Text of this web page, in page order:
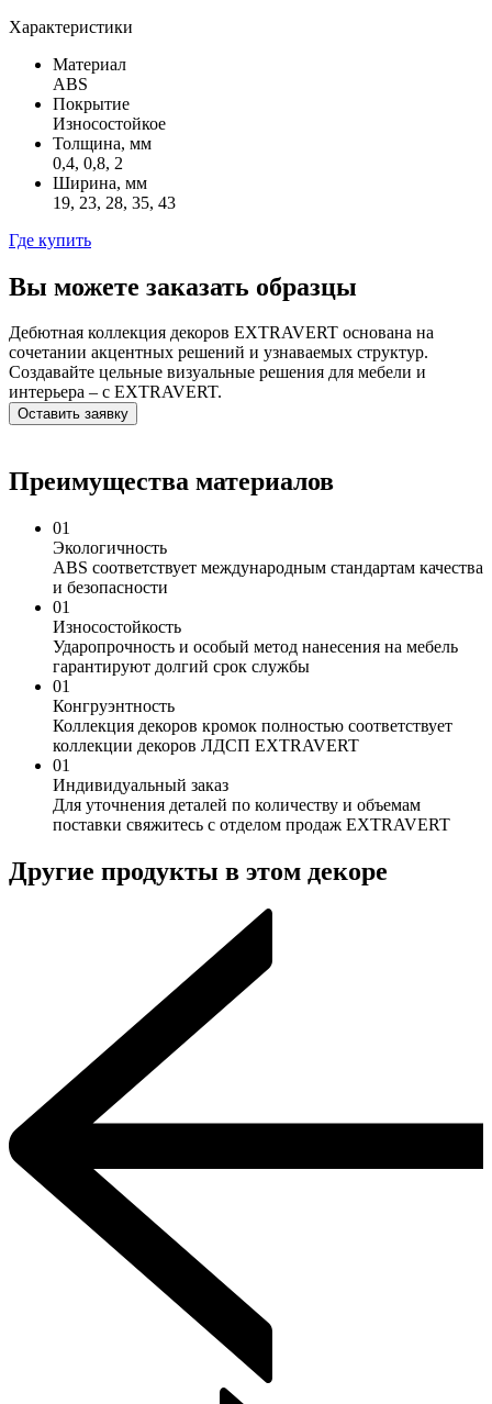
Характеристики
Материал
ABS
Покрытие
Износостойкое
Толщина, мм
0,4, 0,8, 2
Ширина, мм
19, 23, 28, 35, 43
Где купить
Вы можете заказать образцы
Дебютная коллекция декоров EXTRAVERT основана на
сочетании акцентных решений и узнаваемых структур.
Создавайте цельные визуальные решения для мебели и
интерьера – с EXTRAVERT.
Оставить заявку
Преимущества материалов
01
Экологичность
ABS соответствует международным стандартам качества
и безопасности
01
Износостойкость
Ударопрочность и особый метод нанесения на мебель
гарантируют долгий срок службы
01
Конгруэнтность
Коллекция декоров кромок полностью соответствует
коллекции декоров ЛДСП EXTRAVERT
01
Индивидуальный заказ
Для уточнения деталей по количеству и объемам
поставки свяжитесь с отделом продаж EXTRAVERT
Другие продукты в этом декоре